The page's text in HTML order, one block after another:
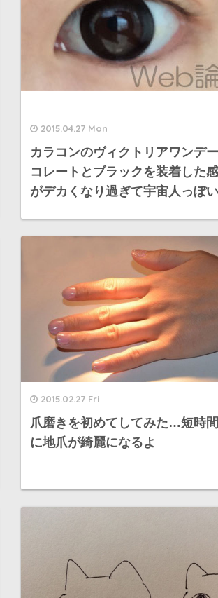
2015.04.27 Mon
カラコンのヴィクトリアワンデ
コレートとブラックを装着した
がデカくなり過ぎて宇宙人っぽ
2015.02.27 Fri
爪磨きを初めてしてみた…短時
に地爪が綺麗になるよ